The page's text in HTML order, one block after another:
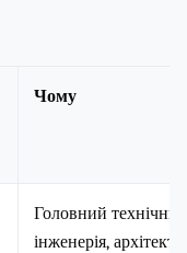
Чому
Головний
інженерія,